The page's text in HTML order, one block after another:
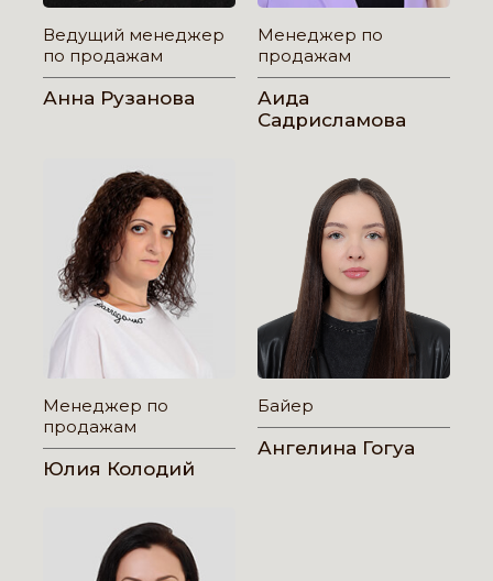
Ведущий менеджер
по продажам
Анна Рузанова
Менеджер по
продажам
Аида
Садрисламова
Менеджер по
продажам
Юлия Колодий
Байер
Ангелина Гогуа